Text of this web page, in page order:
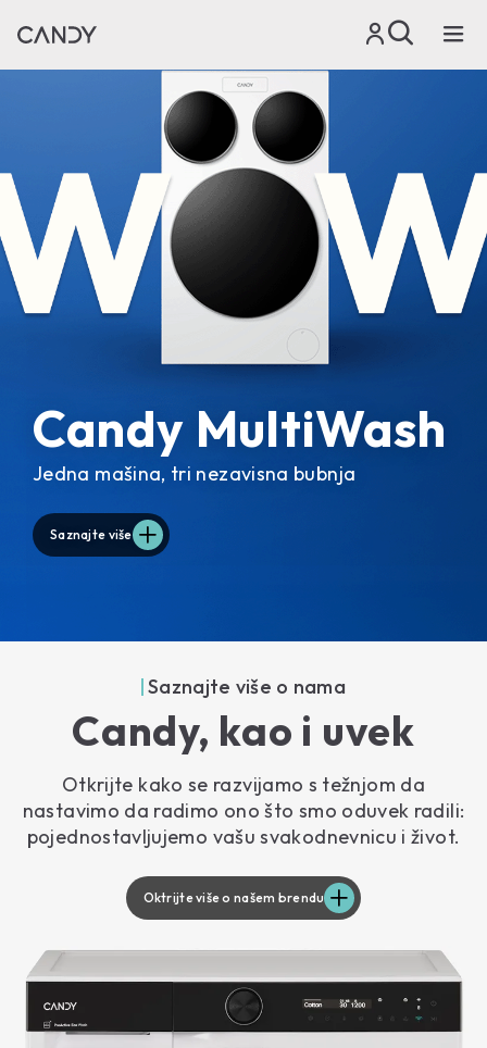
Candy MultiWash
Jedna mašina, tri nezavisna bubnja
Saznajte više
Saznajte više o nama
Candy, kao i uvek
Otkrijte kako se razvijamo s težnjom da
nastavimo da radimo ono što smo oduvek radili:
pojednostavljujemo vašu svakodnevnicu i život.
Oktrijte više o našem brendu